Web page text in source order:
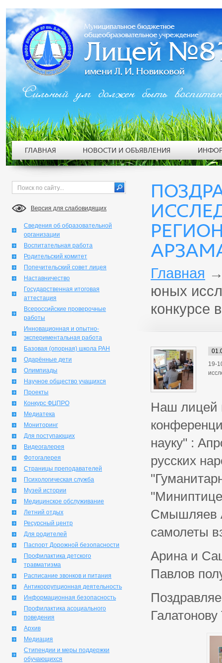
Версия для слабовидящих
Сведения об образовательной
организации
Воспитательная работа
Родительский комитет
Попечительский совет лицея
Наставничество
Государственная итоговая
аттестация
Всероссийские проверочные
работы
Инновационная и опытно-
экспериментальная работа
Базовая (опорная) школа РАН
Одарённые дети
Олимпиады
Научное общество учащихся
Проекты
Конкурс ФЦПРО
Медиатека
Мониторинг
Для поступающих
Видеогалерея
Фотогалерея
Страницы преподавателей
Психологическая служба
Музей истории
Медицинское обслуживание
Летний отдых
Ресурсный центр
Для родителей
Паспорт Дорожной безопасности
Профилактика детского
травматизма
Расписание звонков и питания
Антикоррупционная деятельность
Информационная безопасность
Профилактика асоциального
поведения
Архив
Медиация
Стипендии и меры поддержки
обучающихся
Главная
юных
конкурсе
19-
Наш лицей
науку" :
русских
Смышляев
самолеты
Арина и
Павлов
Сильный ум должен быть
ГЛАВНАЯ НОВОСТИ И ОБЪЯВЛЕНИЯ